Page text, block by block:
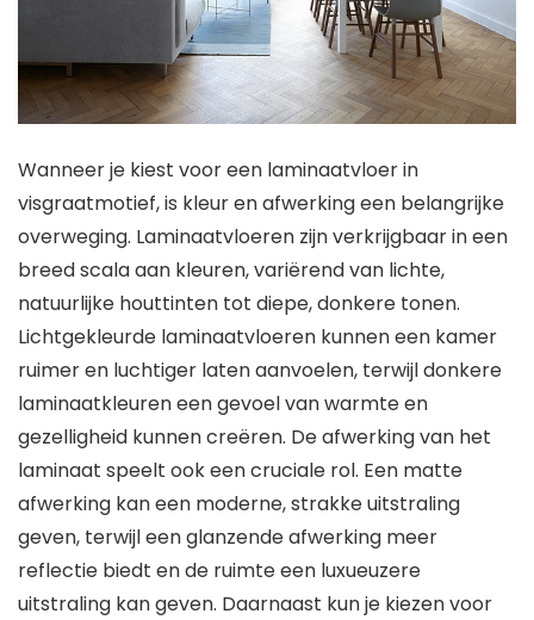
Wanneer je kiest voor een laminaatvloer in
visgraatmotief, is kleur en afwerking een belangrijke
overweging. Laminaatvloeren zijn verkrijgbaar in een
breed scala aan kleuren, variërend van lichte,
natuurlijke houttinten tot diepe, donkere tonen.
Lichtgekleurde laminaatvloeren kunnen een kamer
ruimer en luchtiger laten aanvoelen, terwijl donkere
laminaatkleuren een gevoel van warmte en
gezelligheid kunnen creëren. De afwerking van het
laminaat speelt ook een cruciale rol. Een matte
afwerking kan een moderne, strakke uitstraling
geven, terwijl een glanzende afwerking meer
reflectie biedt en de ruimte een luxueuzere
uitstraling kan geven. Daarnaast kun je kiezen voor